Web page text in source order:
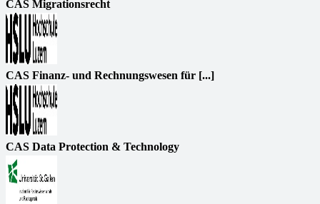
CAS Migrationsrecht
CAS Finanz- und Rechnungswesen für [...]
CAS Data Protection & Technology